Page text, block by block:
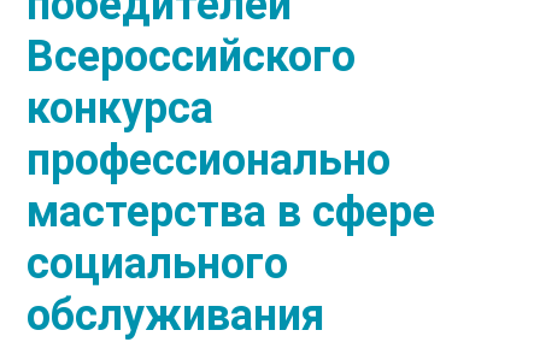
Всероссийского
конкурса
профессионально
мастерства в сфере
социального
обслуживания